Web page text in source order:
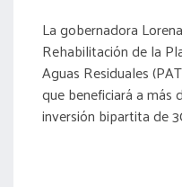
La gobernadora
Rehabilitación de la
Aguas Residuales
que beneficiará a más
inversión bipartita de